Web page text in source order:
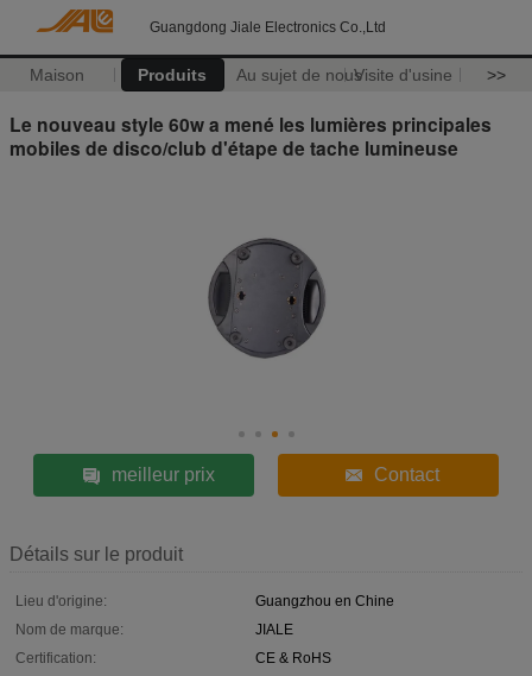
Guangdong Jiale Electronics Co.,Ltd
Maison Produits Au sujet de nousVisite d'usine >>
Le nouveau style 60w a mené les lumières principales
mobiles de disco/club d'étape de tache lumineuse
meilleur prix Contact
Détails sur le produit
Lieu d'origine:
Guangzhou en Chine
Nom de marque:
JIALE
Certification:
CE & RoHS